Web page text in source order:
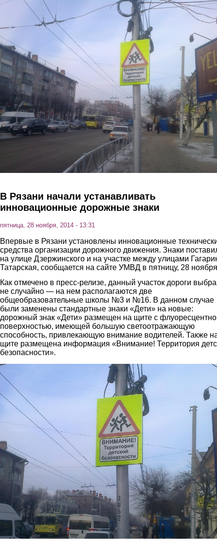
Перейти к основному содержанию
В Рязани начали устанавливать
инновационные дорожные знаки
пятница, 28 ноября, 2014 - 13:31
Впервые в Рязани установлены инновационные
средства организации дорожного движения. Знаки
на улице Дзержинского и на участке между улицами
Татарская, сообщается на сайте УМВД в пятницу, 28
Как отмечено в пресс-релизе, данный участок дороги
не случайно — на нем располагаются две
общеобразовательные школы №3 и №16. В данном случае
были заменены стандартные знаки «Дети» на новые:
дорожный знак «Дети» размещен на щите с
поверхностью, имеющей большую светоотражающую
способность, привлекающую внимание водителей. Также
щите размещена информация «Внимание! Территория
безопасности».
2.jpg